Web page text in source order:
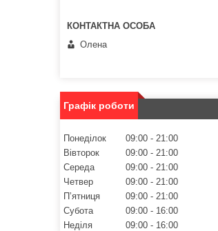
Олена
Графік роботи
Понеділок 09:00
21:00
Вівторок
09:00
21:00
Середа
09:00
21:00
Четвер
09:00
21:00
Пʼятниця
09:00
21:00
Субота
09:00
16:00
Неділя
09:00 16:00